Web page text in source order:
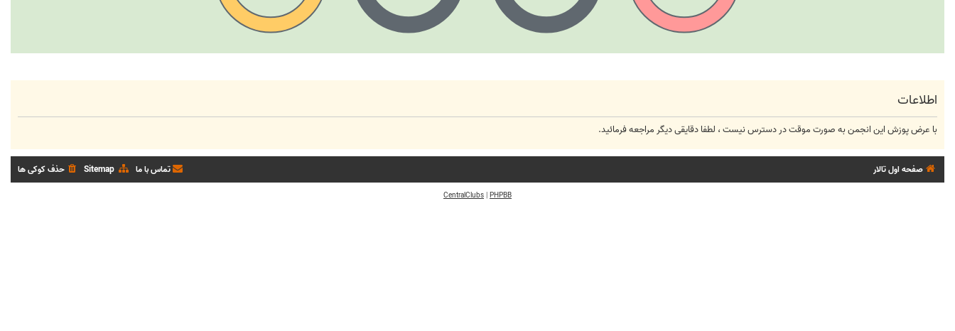
اطلاعات
با عرض پوزش این انجمن به صورت موقت در دسترس نیست ، لطفا دقایقی دیگر مراجعه فرمائید.
صفحه اول تالار حذف کوکی ها Sitemap تماس با ما
PHPBB
|
CentralClubs